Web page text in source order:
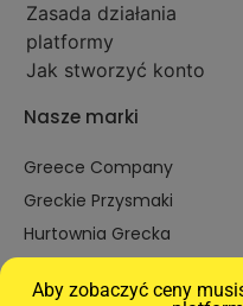
Zasada działania
platformy
Jak stworzyć konto
Nasze marki
Greece Company
Greckie Przysmaki
Hurtownia Grecka
Aby zobaczyć ceny